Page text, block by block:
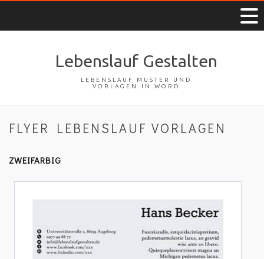
Lebenslauf Gestalten
LEBENSLAUF MUSTER UND
VORLAGEN IN WORD
FLYER LEBENSLAUF VORLAGEN
ZWEIFARBIG